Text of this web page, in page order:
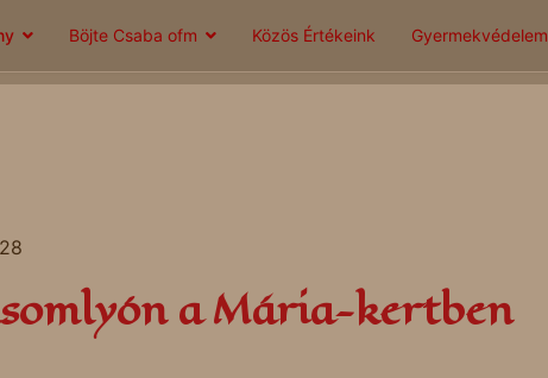
Böjte Csaba ofm Közös Értékeink Gyermekvédelem
a Mária-kertben